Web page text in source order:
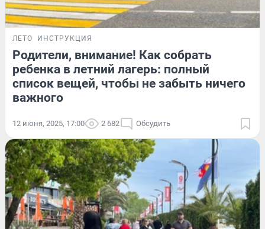
ЛЕТО ИНСТРУКЦИЯ
Родители, внимание! Как собрать
ребенка в летний лагерь: полный
список вещей, чтобы не забыть ничего
важного
12 июня, 2025, 17:00 2 682 Обсудить